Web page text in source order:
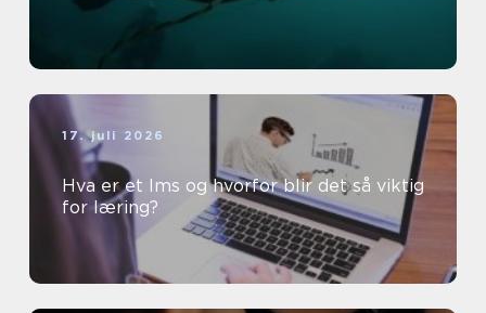
17. juli 2026
Hva er et lms og hvorfor blir det så viktig
for læring?